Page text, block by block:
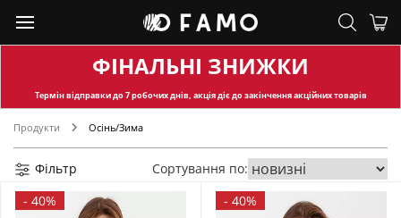
ФІНАЛЬНІ ЗНИЖКИ
Термін відправкидо 7 робочих днів, акція діє до закінчення акційних товарів
Продукти Осінь/Зима
Фільтр
Сортування по:
- 40% - 40%